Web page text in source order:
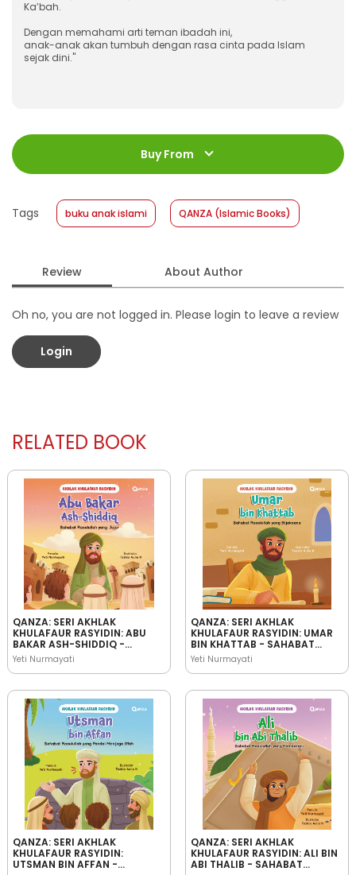
Ka’bah.
Dengan memahami arti teman ibadah ini,
anak-anak akan tumbuh dengan rasa cinta pada Islam
sejak dini."
ISBN :
978-623-03-1732-3
16 halaman
Size
:
16 x 16
Format
: Softcover
Buy From
Tags buku anak islami QANZA (Islamic Books)
Review About Author
Oh no, you are not logged in. Please login to leave a review
Login
RELATED BOOK
QANZA: SERI AKHLAK
KHULAFAUR RASYIDIN: ABU
BAKAR ASH-SHIDDIQ -
SAHABAT RASULULLAH YANG
JUJUR
Yeti Nurmayati
QANZA: SERI AKHLAK
KHULAFAUR RASYIDIN: UMAR
BIN KHATTAB - SAHABAT
RASULULLAH YANG
BIJAKSANA
Yeti Nurmayati
QANZA: SERI AKHLAK
KHULAFAUR RASYIDIN:
UTSMAN BIN AFFAN -
QANZA: SERI AKHLAK
KHULAFAUR RASYIDIN: ALI BIN
ABI THALIB - SAHABAT